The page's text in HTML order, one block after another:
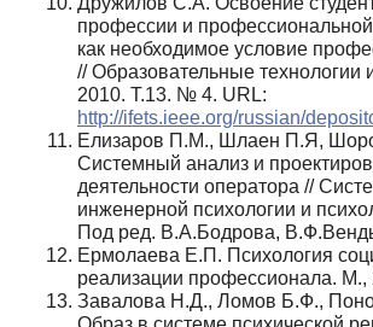
профессии и профессиональной
как необходимое условие
// Образовательные технологии
2010. Т.13. № 4. URL:
http://ifets.ieee.org/russian/
Елизаров П.М., Шлаен П.Я,
Системный анализ и
деятельности оператора //
инженерной психологии и
Под ред. В.А.Бодрова,
Ермолаева Е.П. Психология
реализации профессионала. М.,
Завалова Н.Д., Ломов Б.Ф.,